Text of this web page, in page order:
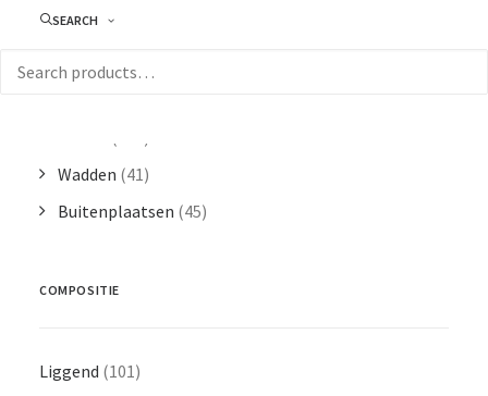
SEARCH
Dijken (33)
Bos
(134)
Wadden (41)
Buitenplaatsen (45)
COMPOSITIE
Liggend (101)